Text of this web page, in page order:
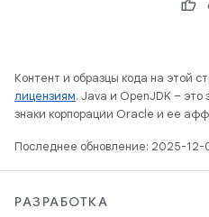
Контент и образцы кода на этой
лицензиям. Java и OpenJDK – это
знаки корпорации Oracle и ее
Последнее обновление: 2025-12-
РАЗРАБОТКА